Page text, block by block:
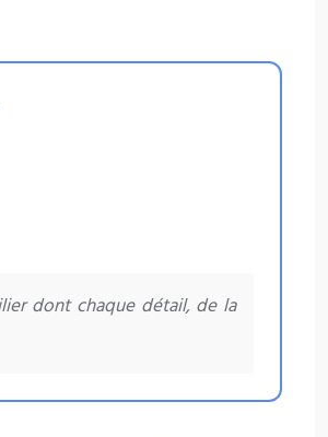
dont chaque détail, de la